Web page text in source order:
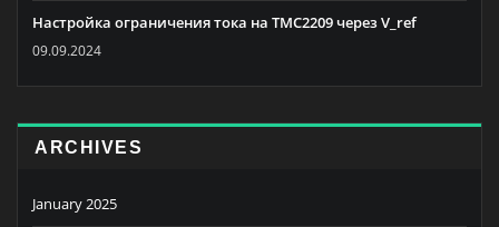
Настройка ограничения тока на TMC2209 через V_ref
09.09.2024
ARCHIVES
January 2025